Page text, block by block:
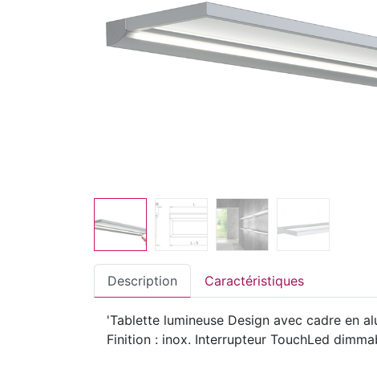
Description Caractéristiques
'Tablette lumineuse Design avec cadre en
Finition : inox. Interrupteur TouchLed